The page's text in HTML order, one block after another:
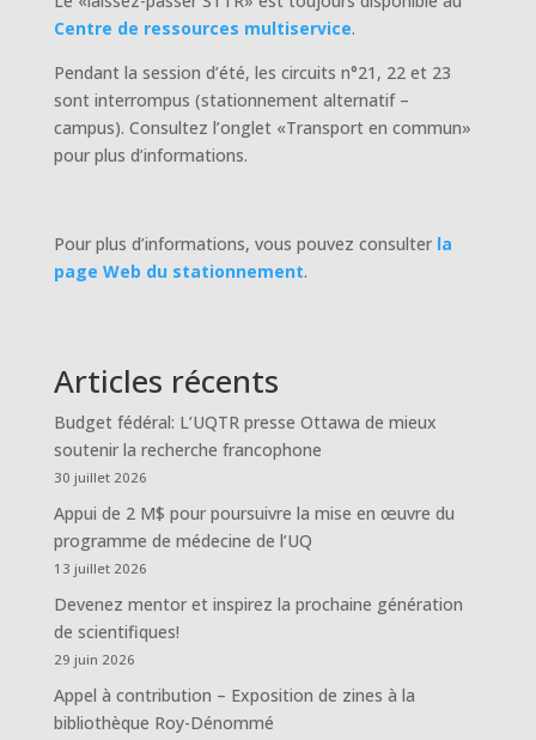
Centre de ressources multiservice.
Pendant la session d’été, les circuits n°21, 22 et 23
sont interrompus (stationnement alternatif –
campus). Consultez l’onglet «Transport en commun»
pour plus d’informations.
Pour plus d’informations, vous pouvez consulter la
page Web du stationnement.
Articles récents
Budget fédéral: L’UQTR presse Ottawa de mieux
soutenir la recherche francophone
30 juillet 2026
Appui de 2 M$ pour poursuivre la mise en œuvre du
programme de médecine de l’UQ
13 juillet 2026
Devenez mentor et inspirez la prochaine génération
de scientifiques!
29 juin 2026
Appel à contribution – Exposition de zines à la
bibliothèque Roy-Dénommé